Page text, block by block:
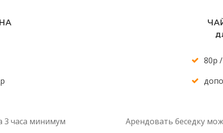
3 часа минимум
80р
Арендовать беседку